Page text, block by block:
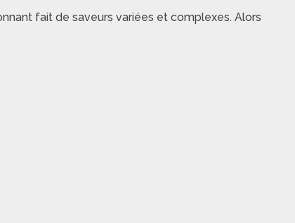
fait de saveurs variées et complexes. Alors